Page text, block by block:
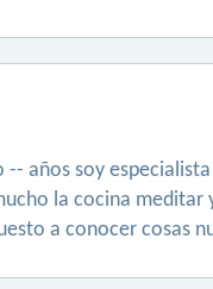
-- años soy
la cocina meditar
a conocer cosas